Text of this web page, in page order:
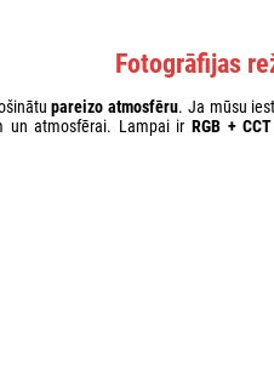
Fotogrāfijas
pareizo atmosfēru. Ja mūsu
un atmosfērai. Lampai ir RGB +